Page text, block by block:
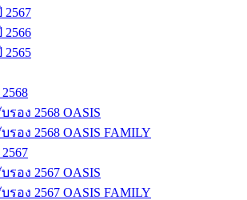
รอง 2568 OASIS
รอง 2568 OASIS FAMILY
รอง 2567 OASIS
รอง 2567 OASIS FAMILY